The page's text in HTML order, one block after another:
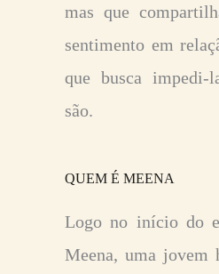
mas que
sentimento em
que busca impedi-
são.
QUEM É MEENA
Logo no início do
Meena, uma jovem